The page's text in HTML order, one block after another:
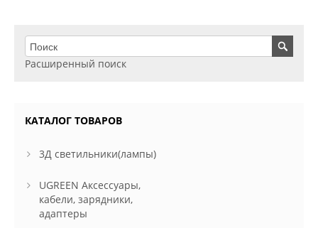
Расширенный поиск
КАТАЛОГ ТОВАРОВ
3Д светильники(лампы)
UGREEN Аксессуары,
кабели, зарядники,
адаптеры